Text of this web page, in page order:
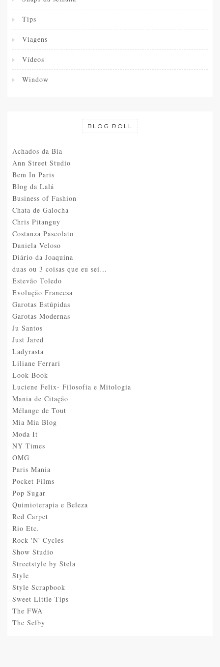
Tips
Viagens
Vídeos
Window
BLOG ROLL
Achados da Bia
Ann Street Studio
Bem In Paris
Blog da Lalá
Business of Fashion
Chata de Galocha
Chris Pitanguy
Costanza Pascolato
Daniela Veloso
Diário da Joaquina
duas ou 3 coisas que eu sei…
Estevão Toledo
Evolução Francesa
Garotas Estúpidas
Garotas Modernas
Ju Santos
Just Jared
Ladyrasta
Liliane Ferrari
Look Book
Luciene Felix- Filosofia e Mitologia
Mania de Citação
Mélange de Tout
Mia Mia Blog
Moda It
NY Times
OMG
Paris Mania
Pocket Films
Pop Sugar
Quimioterapia e Beleza
Red Carpet
Rio Etc.
Rock 'N' Cycles
Show Studio
Streetstyle by Stela
Style
Style Scrapbook
Sweet Little Tips
The FWA
The Selby